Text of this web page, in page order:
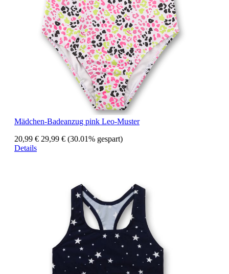
Mädchen-Badeanzug pink Leo-Muster
20,99 € 29,99 € (30.01% gespart)
Details